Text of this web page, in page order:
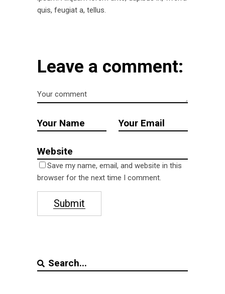
quis, feugiat a, tellus.
Leave a comment:
Save my name, email, and website in this
browser for the next time I comment.
Submit
Search
for: